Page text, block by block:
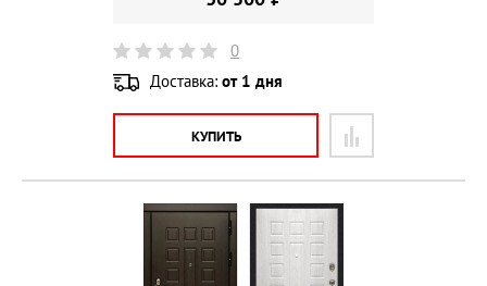
0
Доставка: от 1 дня
КУПИТЬ